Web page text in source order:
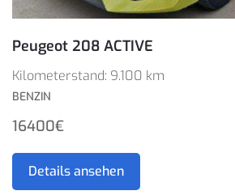
Peugeot 208 ACTIVE
Kilometerstand: 9.100 km
BENZIN
16400€
Details ansehen